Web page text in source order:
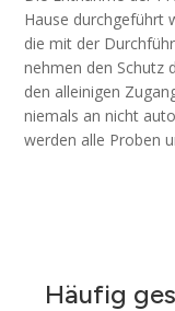
Hause durchgeführt
die mit der
nehmen den Schutz
den alleinigen
niemals an nicht
werden alle Proben
Häufig